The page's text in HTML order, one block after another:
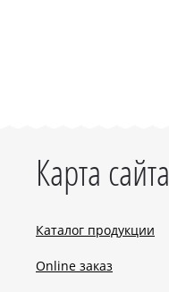
Карта сайта
Каталог продукции
Online заказ